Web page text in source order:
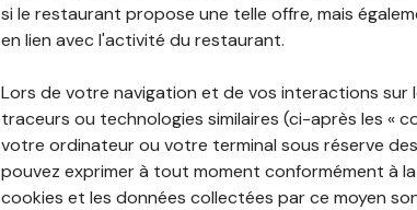
si le restaurant propose une telle offre, mais
en lien avec l'activité du restaurant.
Lors de votre navigation et de vos interactions sur
traceurs ou technologies similaires (ci-après les «
votre ordinateur ou votre terminal sous réserve
pouvez exprimer à tout moment conformément à
cookies et les données collectées par ce moyen